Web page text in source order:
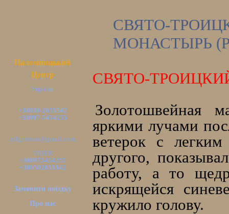
Паломницький
Центр
Україна
+38050-2655542
+38097-5454255
pilgrimsua@gmail.com
VIBER
+380975454255
+380502655542
Замовити поїздку
Про нас
СВЯТО-
МОНАСТЫРЬ
СВЯТО-
Золотошвейная
яркими лучами
ветерок с
другого,
работу, а то
искрящейся
кружило голову.